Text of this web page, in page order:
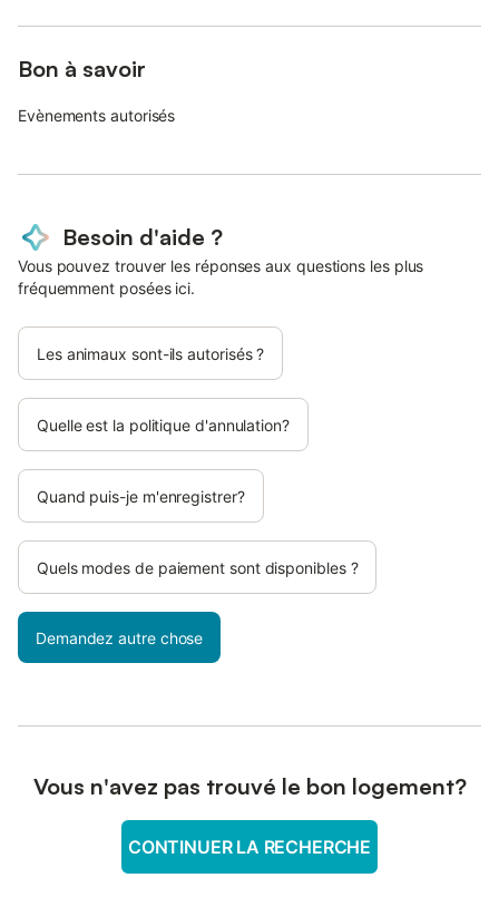
Bon à savoir
Evènements autorisés
Besoin d'aide ?
Vous pouvez trouver les réponses aux questions les plus
fréquemment posées ici.
Les animaux sont-ils autorisés ?
Quelle est la politique d'annulation?
Quand puis-je m'enregistrer?
Quels modes de paiement sont disponibles ?
Demandez autre chose
Vous n'avez pas trouvé le bon logement?
CONTINUER LA RECHERCHE